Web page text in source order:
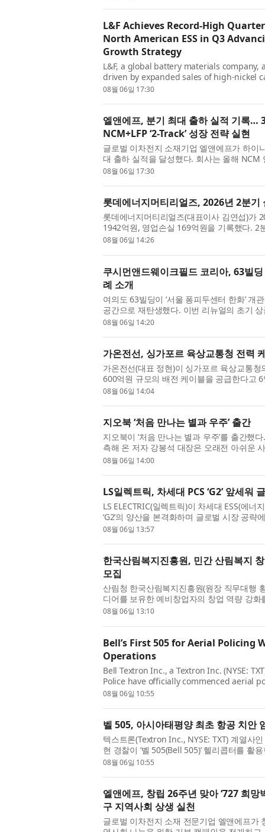
L&F Achieves Record-High
North American ESS in Q3
Growth Strategy
L&F, a global battery materials
driven by expanded sales of high-nickel
annual NCM shipments to significantly
08월 06일 17:30
엘앤에프, 분기 최대 출하 실적 기록…
NCM+LFP ‘2-Track’ 성장 전략 실현
글로벌 이차전지 소재기업 엘앤에프가 하이
대 출하 실적을 달성했다. 회사는 올해
로 전망했으며, 3분기부터는 북미 ESS향
08월 06일 17:30
롯데에너지머티리얼즈, 2026년 2분
롯데에너지머티리얼즈(대표이사 김연섭)가
1942억원, 영업손실 169억원을 기록했다. 2
장 큰 개선 포인트다. 부채비율은 31.5%, 차
08월 06일 14:26
쿠시먼앤드웨이크필드 코리아, 63빌
례 소개
여의도 63빌딩이 ‘서울 퐁피두센터 한화’
공간으로 재탄생했다. 이번 리뉴얼의 초기
웨이크필드 코리아(Cushman & Wakefield
08월 06일 14:20
가온전선, 싱가포르 육상교통청 전력
가온전선(대표 정현)이 싱가포르 육상교통
600억원 규모의 배전 케이블을 공급한다고
등록 후 첫 수주를 확보하며, 향후 MRT를
08월 06일 14:04
지오북 ‘처음 만나는 별과 우주’ 출간
지오북이 ‘처음 만나는 별과 우주’를 출간했
측해 온 저자 강봉석 대장은 오래전 아쉬운
로 별을 직접 보고도 기대만큼 감동하지 못
08월 06일 14:00
LS일렉트릭, 차세대 PCS ‘G2’ 앞세워
LS ELECTRIC(일렉트릭)이 차세대 ESS(에
‘G2’의 양산을 본격화하며 글로벌 시장 공
안사업장 DC팩토리에서 구자균 회장을 비
08월 06일 13:57
한국산림복지진흥원, 민간 산림복지 창
모집
산림청 한국산림복지진흥원(원장 직무대행
디어를 보유한 예비창업자의 창업 역량 강화
장 패키지 FOR:SEED(예비창업패키지)’ 2차
08월 06일 13:10
Bell’s First 505 for Aerial Policing
Operations
Bell Textron Inc., a Textron Inc. (NYSE:
Police have officially commenced aerial
marking a landmark moment for aviation
08월 06일 10:55
벨 505, 아시아태평양 최초 항공 치안
텍스트론(Textron Inc., NYSE: TXT) 계열사
현 경찰이 ‘벨 505(Bell 505)’ 헬리콥터를 활
표했다. 이는 아시아태평양 지역 항공 분야
08월 06일 10:55
엘앤에프, 창립 26주년 맞아 ‘727 희
구 지역사회 상생 실천
글로벌 이차전지 소재 전문기업 엘앤에프가